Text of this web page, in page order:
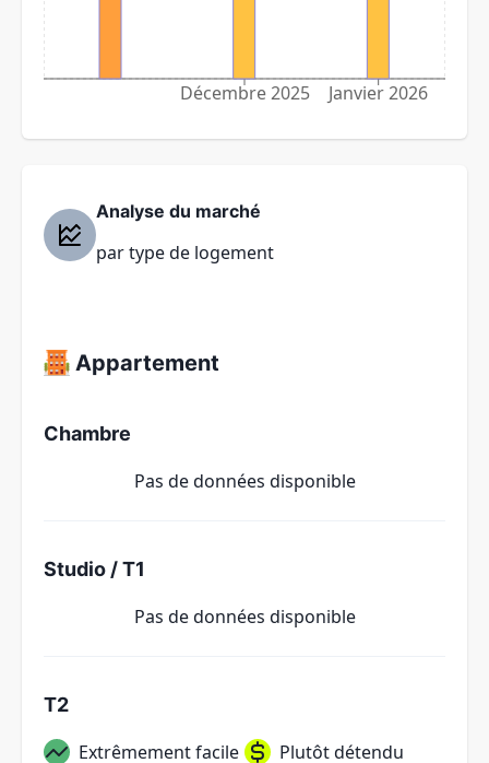
Décembre 2025 Janvier 2026
Analyse du marché
par type de logement
Appartement
Chambre
Pas de données disponible
Studio / T1
Pas de données disponible
T2
Extrêmement facile Plutôt détendu